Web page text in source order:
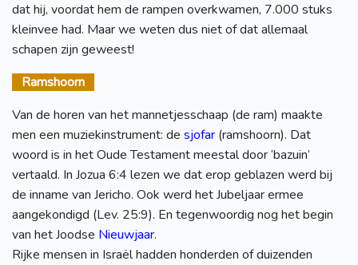
dat hij, voordat hem de rampen overkwamen, 7.000 stuks
kleinvee had. Maar we weten dus niet of dat allemaal
schapen zijn geweest!
Ramshoorn
Van de horen van het mannetjesschaap (de ram) maakte
men een muziekinstrument: de sjofar (ramshoorn). Dat
woord is in het Oude Testament meestal door ‘bazuin’
vertaald. In Jozua 6:4 lezen we dat erop geblazen werd bij
de inname van Jericho. Ook werd het Jubeljaar ermee
aangekondigd (Lev. 25:9). En tegenwoordig nog het begin
van het Joodse Nieuwjaar.
Rijke mensen in Israël hadden honderden of duizenden